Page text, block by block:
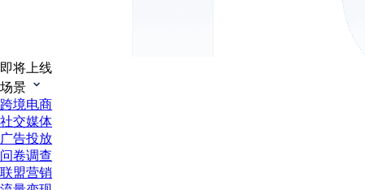
即将上线
场景
跨境电商
社交媒体
广告投放
问卷调查
联盟营销